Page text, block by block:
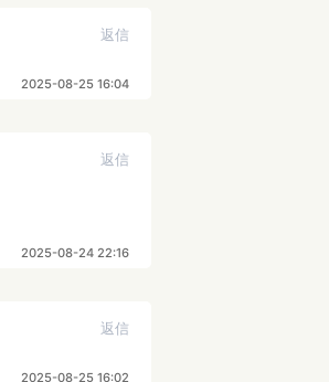
返信
2025-08-25 16:04
返信
2025-08-24 22:16
返信
2025-08-25 16:02